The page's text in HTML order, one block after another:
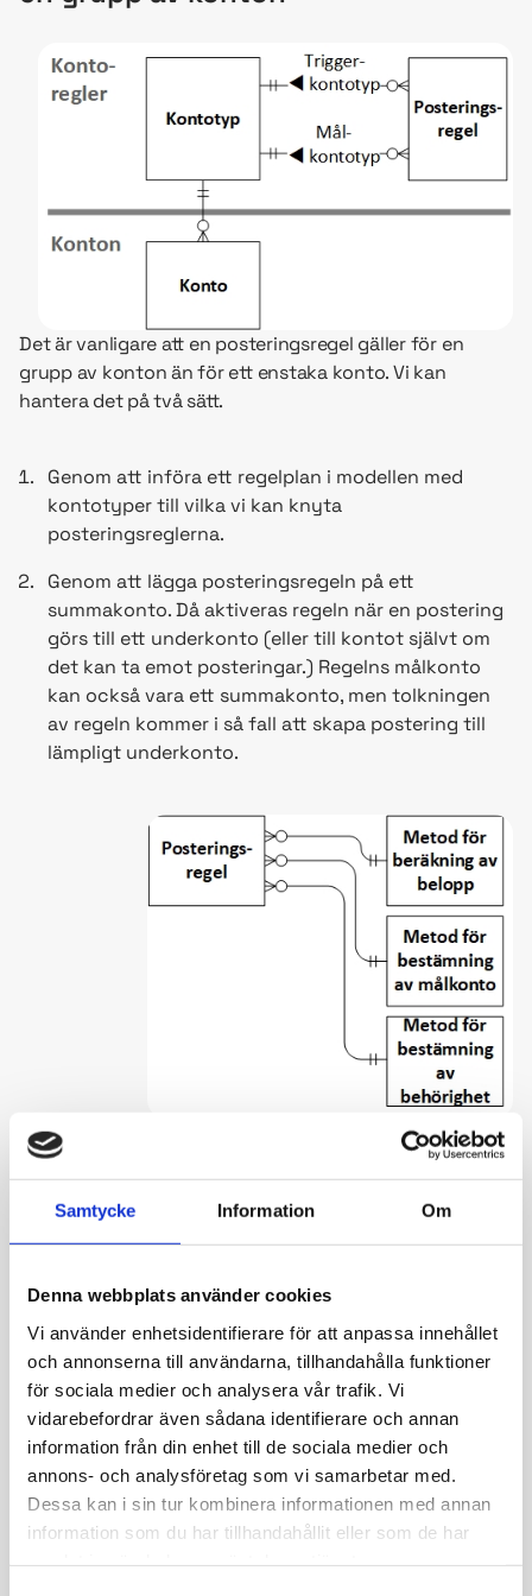
Samtycke Information Om
Denna webbplats använder cookies
Vi använder enhetsidentifierare för att anpassa innehållet
och annonserna till användarna, tillhandahålla funktioner
för sociala medier och analysera vår trafik. Vi
vidarebefordrar även sådana identifierare och annan
information från din enhet till de sociala medier och
annons- och analysföretag som vi samarbetar med.
Dessa kan i sin tur kombinera informationen med annan
information som du har tillhandahållit eller som de har
Det är vanligare att en posteringsregel gäller för en
grupp av konton än för ett enstaka konto. Vi kan
hantera det på två sätt.
Genom att införa ett regelplan i modellen med
kontotyper till vilka vi kan knyta
posteringsreglerna.
Genom att lägga posteringsregeln på ett
summakonto. Då aktiveras regeln när en postering
görs till ett underkonto (eller till kontot självt om
det kan ta emot posteringar.) Regelns målkonto
kan också vara ett summakonto, men tolkningen
av regeln kommer i så fall att skapa postering till
lämpligt underkonto.
Mönster 4: Posteringsregler med
separata metoder
Man kan behöva ha separata metoder för att beräkna
fördefinierade metoder för olika ändamål. En regel blir
då sammansatt av ett antal fördefinierade metoder.
Mönster 5: Konteringspraxis